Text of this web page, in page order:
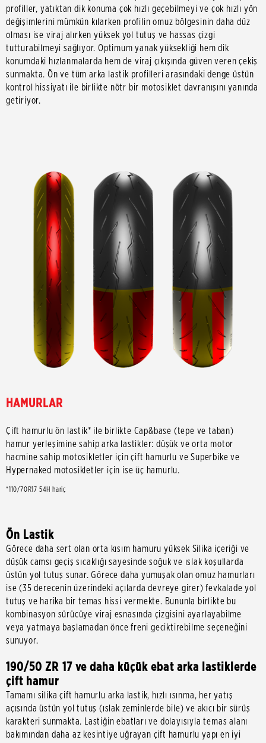
profiller, yatıktan dik konuma çok hızlı geçebilmeyi ve çok hızlı yön
değişimlerini mümkün kılarken profilin omuz bölgesinin daha düz
olması ise viraj alırken yüksek yol tutuş ve hassas çizgi
tutturabilmeyi sağlıyor. Optimum yanak yüksekliği hem dik
konumdaki hızlanmalarda hem de viraj çıkışında güven veren çekiş
sunmakta. Ön ve tüm arka lastik profilleri arasındaki denge üstün
kontrol hissiyatı ile birlikte nötr bir motosiklet davranışını yanında
getiriyor.
HAMURLAR
Çift hamurlu ön lastik* ile birlikte Cap&base (tepe ve taban)
hamur yerleşimine sahip arka lastikler: düşük ve orta motor
hacmine sahip motosikletler için çift hamurlu ve Superbike ve
Hypernaked motosikletler için ise üç hamurlu.
*110/70R17 54H hariç
Ön Lastik
Görece daha sert olan orta kısım hamuru yüksek Silika içeriği ve
düşük camsı geçiş sıcaklığı sayesinde soğuk ve ıslak koşullarda
üstün yol tutuş sunar. Görece daha yumuşak olan omuz hamurları
ise (35 derecenin üzerindeki açılarda devreye girer) fevkalade yol
tutuş ve harika bir temas hissi vermekte. Bununla birlikte bu
kombinasyon sürücüye viraj esnasında çizgisini ayarlayabilme
veya yatmaya başlamadan önce freni geciktirebilme seçeneğini
sunuyor.
190/50 ZR 17 ve daha küçük ebat arka lastiklerde
çift hamur
Tamamı silika çift hamurlu arka lastik, hızlı ısınma, her yatış
açısında üstün yol tutuş (ıslak zeminlerde bile) ve akıcı bir sürüş
karakteri sunmakta. Lastiğin ebatları ve dolayısıyla temas alanı
bakımından daha az kesintiye uğrayan çift hamurlu yapı en iyi